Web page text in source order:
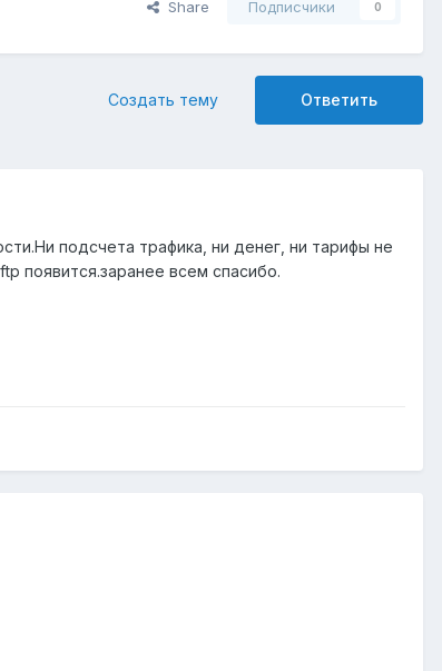
Share Подписчики 0
Ответить
Создать тему
подсчета трафика, ни денег, ни тарифы не
появится.заранее всем спасибо.